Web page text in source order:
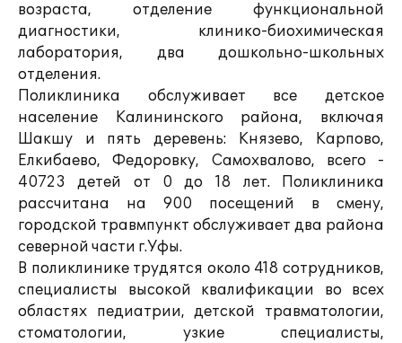
возраста, отделение функциональной
диагностики, клинико-биохимическая
лаборатория, два дошкольно-школьных
отделения.
Поликлиника обслуживает все детское
население Калининского района, включая
Шакшу и пять деревень: Князево, Карпово,
Елкибаево, Федоровку, Самохвалово, всего -
40723 детей от 0 до 18 лет. Поликлиника
рассчитана на 900 посещений в смену,
городской травмпункт обслуживает два района
северной части г.Уфы.
В поликлинике трудятся около 418 сотрудников,
специалисты высокой квалификации во всех
областях педиатрии, детской травматологии,
стоматологии, узкие специалисты,